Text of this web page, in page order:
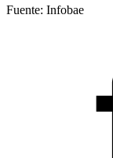
Fuente: Infobae